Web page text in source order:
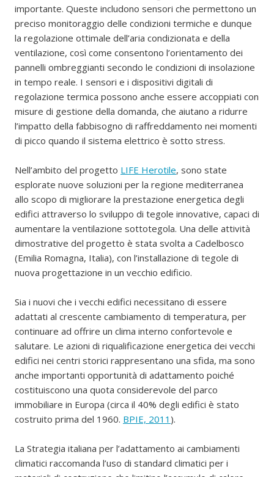
importante. Queste includono sensori che permettono un
preciso monitoraggio delle condizioni termiche e dunque
la regolazione ottimale dell’aria condizionata e della
ventilazione, così come consentono l’orientamento dei
pannelli ombreggianti secondo le condizioni di insolazione
in tempo reale. I sensori e i dispositivi digitali di
regolazione termica possono anche essere accoppiati con
misure di gestione della domanda, che aiutano a ridurre
l’impatto della fabbisogno di raffreddamento nei momenti
di picco quando il sistema elettrico è sotto stress.
Nell’ambito del progetto LIFE Herotile, sono state
esplorate nuove soluzioni per la regione mediterranea
allo scopo di migliorare la prestazione energetica degli
edifici attraverso lo sviluppo di tegole innovative, capaci di
aumentare la ventilazione sottotegola. Una delle attività
dimostrative del progetto è stata svolta a Cadelbosco
(Emilia Romagna, Italia), con l’installazione di tegole di
nuova progettazione in un vecchio edificio.
Sia i nuovi che i vecchi edifici necessitano di essere
adattati al crescente cambiamento di temperatura, per
continuare ad offrire un clima interno confortevole e
salutare. Le azioni di riqualificazione energetica dei vecchi
edifici nei centri storici rappresentano una sfida, ma sono
anche importanti opportunità di adattamento poiché
costituiscono una quota considerevole del parco
immobiliare in Europa (circa il 40% degli edifici è stato
costruito prima del 1960. BPIE, 2011 ).
La Strategia italiana per l’adattamento ai cambiamenti
climatici raccomanda l’uso di standard climatici per i